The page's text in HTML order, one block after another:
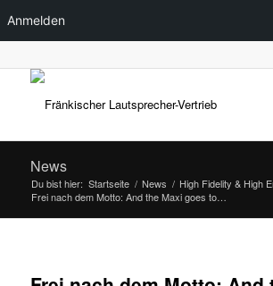
Anmelden
News
Du bist hier: Startseite / News / High Fidelity & High
Frei nach dem Motto: And the Maxi goes to…